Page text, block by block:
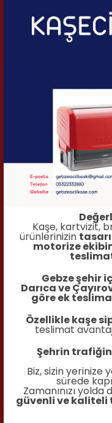
Kaşe, kartvizit,
ürünlerinizin
motorize
Gebze şehir
Darıca ve
göre ek
Özellikle kaşe
teslimat
Şehrin
Biz, sizin yerinize
sürede
Zamanınızı
güvenli ve kaliteli
YK-
YK-